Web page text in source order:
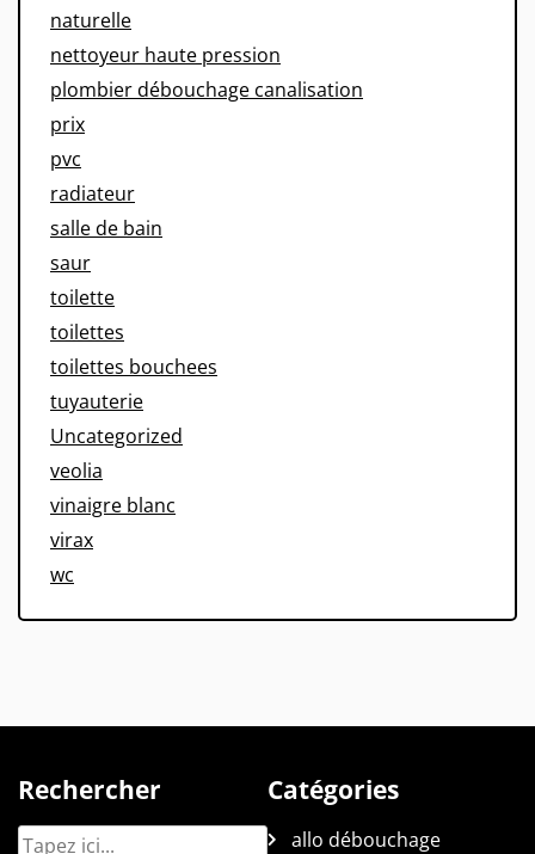
naturelle
nettoyeur haute pression
plombier débouchage canalisation
prix
pvc
radiateur
salle de bain
saur
toilette
toilettes
toilettes bouchees
tuyauterie
Uncategorized
veolia
vinaigre blanc
virax
wc
Rechercher Catégories
allo débouchage